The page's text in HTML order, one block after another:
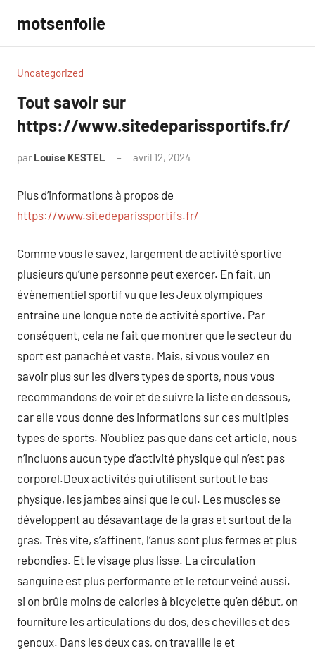
contenu
motsenfolie
Uncategorized
Tout savoir sur
https://www.sitedeparissportifs.fr/
par Louise KESTEL avril 12, 2024
Plus d’informations à propos de
https://www.sitedeparissportifs.fr/
Comme vous le savez, largement de activité sportive
plusieurs qu’une personne peut exercer. En fait, un
évènementiel sportif vu que les Jeux olympiques
entraîne une longue note de activité sportive. Par
conséquent, cela ne fait que montrer que le secteur du
sport est panaché et vaste. Mais, si vous voulez en
savoir plus sur les divers types de sports, nous vous
recommandons de voir et de suivre la liste en dessous,
car elle vous donne des informations sur ces multiples
types de sports. N’oubliez pas que dans cet article, nous
n’incluons aucun type d’activité physique qui n’est pas
corporel.Deux activités qui utilisent surtout le bas
physique, les jambes ainsi que le cul. Les muscles se
développent au désavantage de la gras et surtout de la
gras. Très vite, s’affinent, l’anus sont plus fermes et plus
rebondies. Et le visage plus lisse. La circulation
sanguine est plus performante et le retour veiné aussi.
si on brûle moins de calories à bicyclette qu’en début, on
fourniture les articulations du dos, des chevilles et des
genoux. Dans les deux cas, on travaille le et